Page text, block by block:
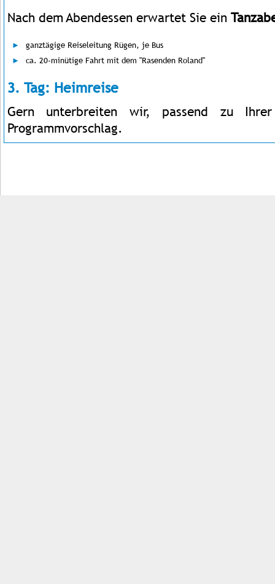
Nach dem Abendessen erwartet Sie ein
ganztägige Reiseleitung Rügen, je Bus
ca. 20-minütige Fahrt mit dem "Rasenden Roland"
3. Tag: Heimreise
Gern unterbreiten wir, passend zu Ihrer
Programmvorschlag.